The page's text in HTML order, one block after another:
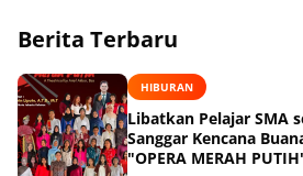
Berita Terbaru
HIBURAN
Libatkan Pelajar SMA
Sanggar Kencana
"OPERA MERAH